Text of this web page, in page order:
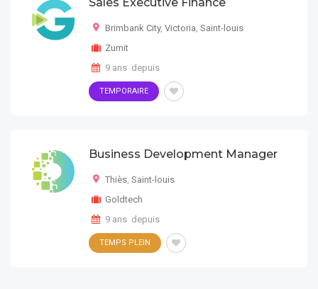
Brimbank City, Victoria, Saint-louis
Zumit
9 ans depuis
TEMPORAIRE
Business Development Manager
Thiès, Saint-louis
Goldtech
9 ans depuis
TEMPS PLEIN